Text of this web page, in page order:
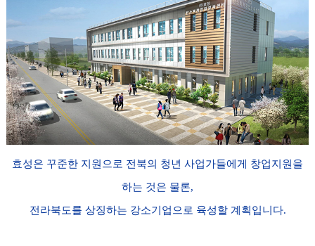
효성은 꾸준한 지원으로 전북의 청년 사업가들에게 창업지원을
하는 것은 물론,
전라북도를 상징하는 강소기업으로 육성할 계획입니다.